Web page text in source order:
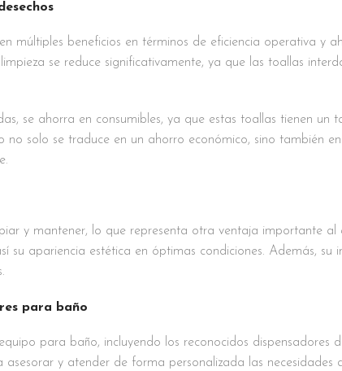
múltiples beneficios en términos de eficiencia operativa y
se reduce significativamente, ya que las toallas
se ahorra en consumibles, ya que estas toallas tienen
solo se traduce en un ahorro económico, sino también
y mantener, lo que representa otra ventaja importante
su apariencia estética en óptimas condiciones. Además,
para baño
para baño, incluyendo los reconocidos dispensadores
y atender de forma personalizada las